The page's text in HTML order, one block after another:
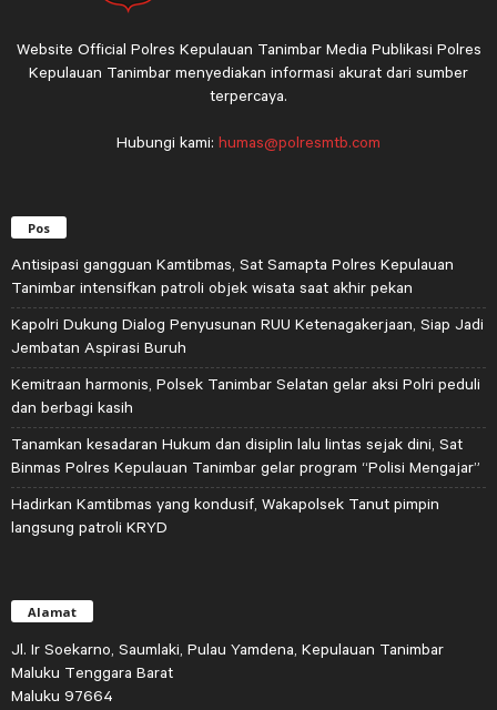
Website Official Polres Kepulauan Tanimbar Media Publikasi Polres
Kepulauan Tanimbar menyediakan informasi akurat dari sumber
terpercaya.
Hubungi kami: humas@polresmtb.com
Pos
Antisipasi gangguan Kamtibmas, Sat Samapta Polres Kepulauan
Tanimbar intensifkan patroli objek wisata saat akhir pekan
Kapolri Dukung Dialog Penyusunan RUU Ketenagakerjaan, Siap Jadi
Jembatan Aspirasi Buruh
Kemitraan harmonis, Polsek Tanimbar Selatan gelar aksi Polri peduli
dan berbagi kasih
Tanamkan kesadaran Hukum dan disiplin lalu lintas sejak dini, Sat
Binmas Polres Kepulauan Tanimbar gelar program “Polisi Mengajar”
Hadirkan Kamtibmas yang kondusif, Wakapolsek Tanut pimpin
langsung patroli KRYD
Alamat
Jl. Ir Soekarno, Saumlaki, Pulau Yamdena, Kepulauan Tanimbar
Maluku Tenggara Barat
Maluku 97664